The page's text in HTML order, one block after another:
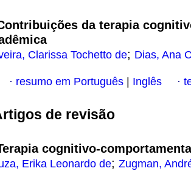
da terapia
Clarissa Tochetto de; Dias, Ana
· resumo em Português | Inglês ·
de revisão
cognitivo-
Erika Leonardo de; Zugman,